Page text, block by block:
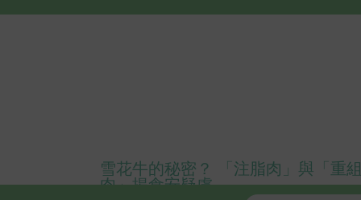
雪花牛的秘密？ 「注脂肉」與「重
肉」揭食安疑慮